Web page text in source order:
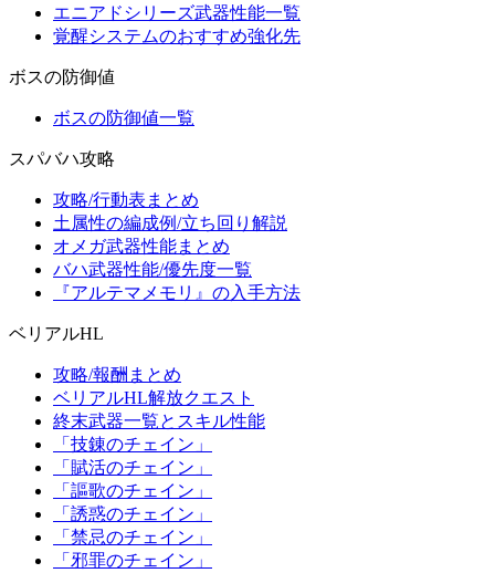
エニアドシリーズ武器性能一覧
覚醒システムのおすすめ強化先
ボスの防御値
ボスの防御値一覧
スパバハ攻略
攻略/行動表まとめ
土属性の編成例/立ち回り解説
オメガ武器性能まとめ
バハ武器性能/優先度一覧
『アルテマメモリ』の入手方法
ベリアルHL
攻略/報酬まとめ
ベリアルHL解放クエスト
終末武器一覧とスキル性能
「技錬のチェイン」
「賦活のチェイン」
「謳歌のチェイン」
「誘惑のチェイン」
「禁忌のチェイン」
「邪罪のチェイン」